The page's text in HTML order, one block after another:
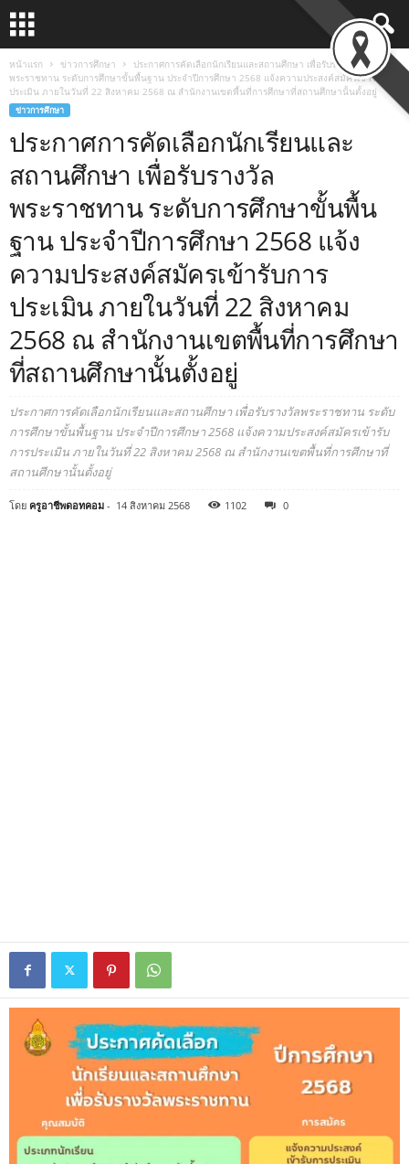
หน้าแรก ข่าวการศึกษา
ประกาศการคัดเลือกนักเรียนและสถานศึกษา เพื่อรับรางวัล
พระราชทาน ระดับการศึกษาขั้นพื้นฐาน ประจำปีการศึกษา 2568 แจ้งความประสงค์สมัครเข้ารับการ
ประเมิน ภายในวันที่ 22 สิงหาคม 2568 ณ สำนักงานเขตพื้นที่การศึกษาที่สถานศึกษานั้นตั้งอยู่
ข่าวการศึกษา
ประกาศการคัดเลือกนักเรียนและ
สถานศึกษา เพื่อรับรางวัล
พระราชทาน ระดับการศึกษาขั้นพื้น
ฐาน ประจำปีการศึกษา 2568 แจ้ง
ความประสงค์สมัครเข้ารับการ
ประเมิน ภายในวันที่ 22 สิงหาคม
2568 ณ สำนักงานเขตพื้นที่การศึกษา
ที่สถานศึกษานั้นตั้งอยู่
ประกาศการคัดเลือกนักเรียนและสถานศึกษา เพื่อรับรางวัลพระราชทาน ระดับ
การศึกษาขั้นพื้นฐาน ประจำปีการศึกษา 2568 แจ้งความประสงค์สมัครเข้ารับ
การประเมิน ภายในวันที่ 22 สิงหาคม 2568 ณ สำนักงานเขตพื้นที่การศึกษาที่
สถานศึกษานั้นตั้งอยู่
โดย ครูอาชีพดอทคอม - 14 สิงหาคม 2568 1102 0